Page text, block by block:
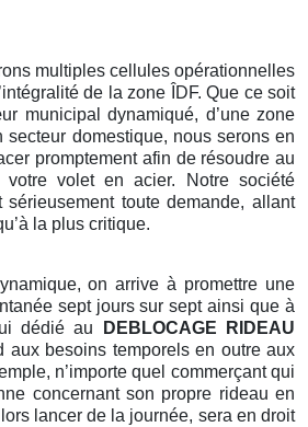
multiples cellules opérationnelles
de la zone ÎDF. Que ce soit
municipal dynamiqué, d’une zone
secteur domestique, nous serons en
promptement afin de résoudre au
votre volet en acier. Notre société
sérieusement toute demande, allant
la plus critique.
on arrive à promettre une
sept jours sur sept ainsi que à
dédié au
DEBLOCAGE RIDEAU
aux besoins temporels en outre aux
n’importe quel commerçant qui
concernant son propre rideau en
lancer de la journée, sera en droit